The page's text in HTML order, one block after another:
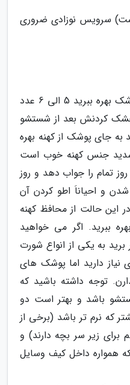
24 تکه است) سرویس نوزادی ضروری
اگر می خواهید برای بچه از پوشک بهره ببرید 5 الی 6 عدد
خشک کردنش بعد از شستشو
به جای پوشک از کهنه بهره
شدید جنس کهنه خوب است
یک روز تمام را جواب دهد و روز
و احیاناَ اطو کردن آن
این حالت از محافظ کهنه
ببرید. اگر می خواهید
به یکی از انواع شورت
دارید اما پوشک های
توجه داشته باشید که
باشد و بهتر است دو
که نرم تر باشد (برخی از
زیر سر بچه دارند) و
همواره داخل کیف وسایل